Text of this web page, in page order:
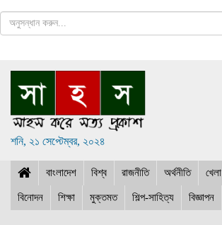
শনি, ২১ সেপ্টেম্বর, ২০২৪
বাংলাদেশ বিশ্ব রাজনীতি অর্থনীতি খেলা
বিনোদন শিক্ষা মুক্তমত শিল্প-সাহিত্য বিজ্ঞাপন